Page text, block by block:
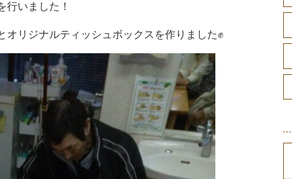
行いました！
リジナルティッシュボックスを作りました✊